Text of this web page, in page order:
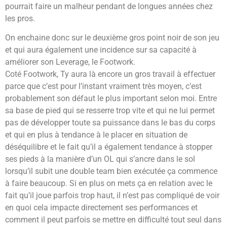
pourrait faire un malheur pendant de longues années chez
les pros.
On enchaine donc sur le deuxième gros point noir de son jeu
et qui aura également une incidence sur sa capacité à
améliorer son Leverage, le Footwork.
Coté Footwork, Ty aura là encore un gros travail à effectuer
parce que c’est pour l’instant vraiment très moyen, c’est
probablement son défaut le plus important selon moi. Entre
sa base de pied qui se resserre trop vite et qui ne lui permet
pas de développer toute sa puissance dans le bas du corps
et qui en plus à tendance à le placer en situation de
déséquilibre et le fait qu’il a également tendance à stopper
ses pieds à la manière d’un OL qui s’ancre dans le sol
lorsqu’il subit une double team bien exécutée ça commence
à faire beaucoup. Si en plus on mets ça en relation avec le
fait qu’il joue parfois trop haut, il n’est pas compliqué de voir
en quoi cela impacte directement ses performances et
comment il peut parfois se mettre en difficulté tout seul dans